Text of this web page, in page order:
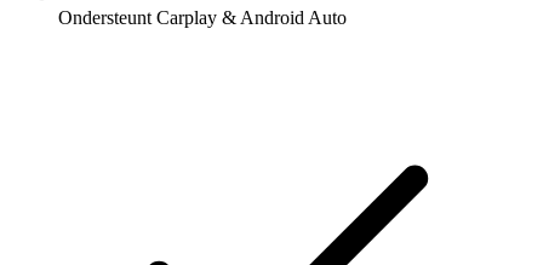
Ondersteunt Carplay & Android Auto